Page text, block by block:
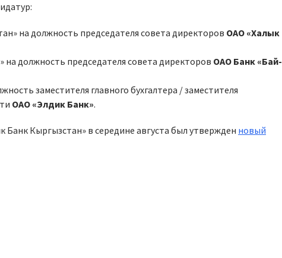
на должность председателя совета директоров ОАО «Халык
должность председателя совета директоров ОАО Банк «Бай-
заместителя главного бухгалтера / заместителя
ОАО «Элдик Банк».
Кыргызстан» в середине августа был утвержден новый